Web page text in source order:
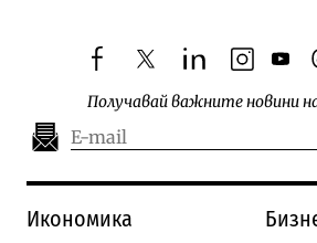
facebooktwitterlinkedin
Получавай важните новини
Икономика